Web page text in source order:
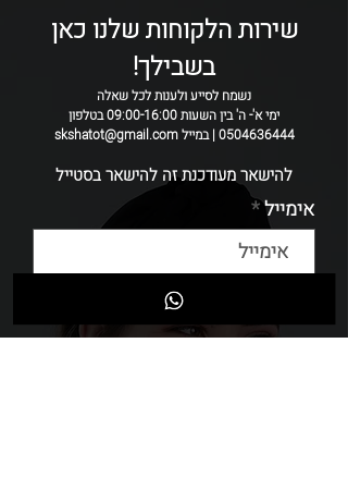
כל קשת נתפרת בעבודת יד
ולכן ייתכנו שיינוים קטנים בין קשת לקשת.
שירות הלקוחות שלנו כאן
בשבילך!
נשמח לסייע ולענות לכל שאלה
ימי א'- ה' בין השעות 09:00-16:00 בטלפון
0504636444 | במייל skshatot@gmail.com
להישאר מעודכנת זה להישאר בסטייל
אימייל
שליחה